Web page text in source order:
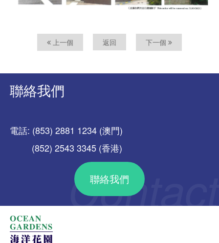
上一個 返回 下一個
聯絡我們
電話: (853) 2881 1234 (澳門)
(852) 2543 3345 (香港)
聯絡我們